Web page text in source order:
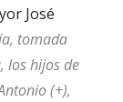
José
tomada
los hijos de
(+),